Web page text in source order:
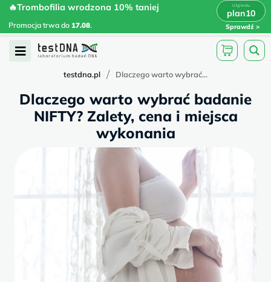
Skip
content
🔥Trombofilia wrodzona 10% taniej
Promocja trwa do 17.08.
plan10
Sprawdź
🔥Trombofilia wrodzona 10% taniej
plan10 x
Open
testdna.pl / Dlaczego warto wybrać...
Dlaczego warto wybrać badanie
NIFTY? Zalety, cena i miejsca
wykonania